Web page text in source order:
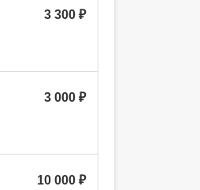
3 300 ₽
3 000 ₽
10 000 ₽